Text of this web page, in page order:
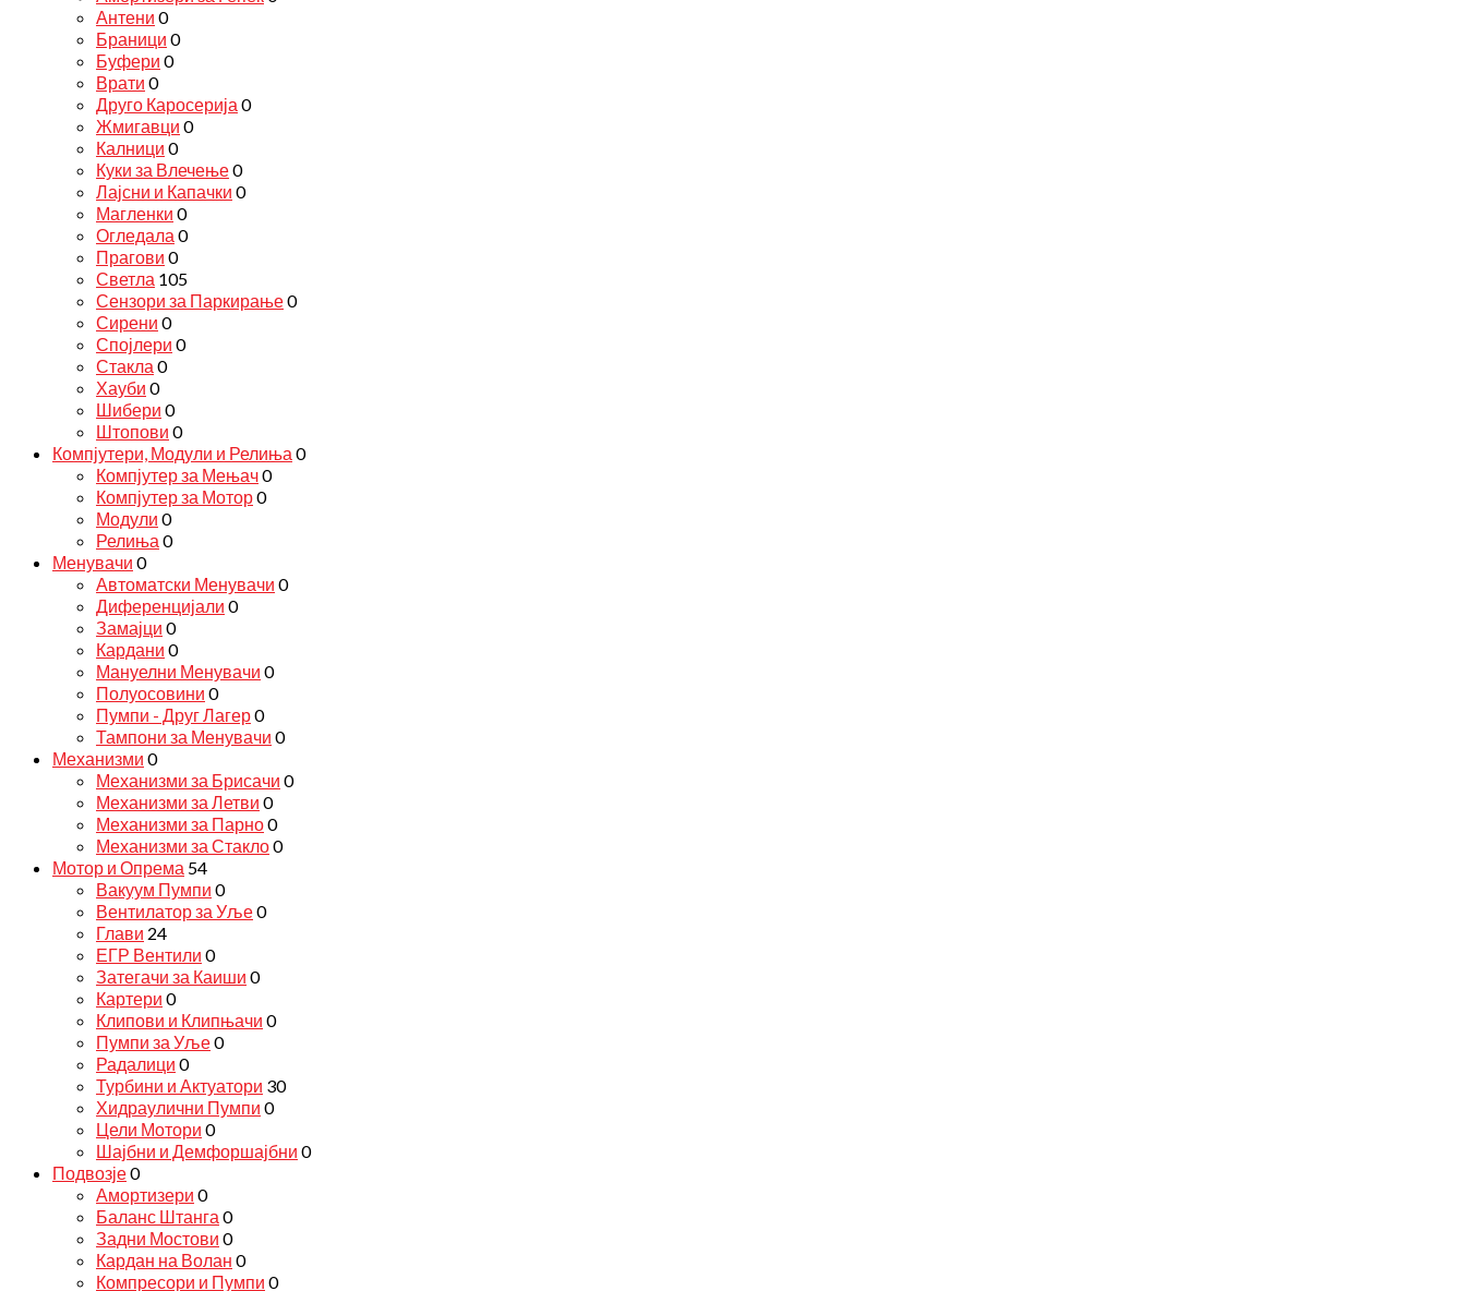
Антени 0
Браници 0
Буфери 0
Врати 0
Друго Каросерија 0
Жмигавци 0
Калници 0
Куки за Влечење0
Лајсни и Капачки 0
Магленки 0
Огледала 0
Прагови 0
Светла 105
Сензори за Паркирање0
Сирени 0
Спојлери 0
Стакла 0
Хауби 0
Шибери 0
Штопови 0
Компјутери, Модули и Релиња 0
Компјутер за Мењач0
Компјутер за Мотор0
Модули 0
Релиња 0
Менувачи 0
Автоматски Менувачи 0
Диференцијали 0
Замајци 0
Кардани 0
Мануелни Менувачи 0
Полуосовини 0
Пумпи - Друг Лагер0
Тампони за Менувачи 0
Механизми 0
Механизми за Брисачи 0
Механизми за Летви 0
Механизми за Парно0
Механизми за Стакло0
Мотор и Опрема 54
Вакуум Пумпи 0
Вентилатор за Уље0
Глави 24
ЕГР Вентили 0
Затегачи за Каиши 0
Картери 0
Клипови и Клипњачи 0
Пумпи за Уље0
Радалици 0
Турбини и Актуатори 30
Хидраулични Пумпи 0
Цели Мотори 0
Шајбни и Демфоршајбни 0
Подвозје0
Амортизери 0
Баланс Штанга 0
Задни Мостови 0
Кардан на Волан 0
Компресори и Пумпи 0